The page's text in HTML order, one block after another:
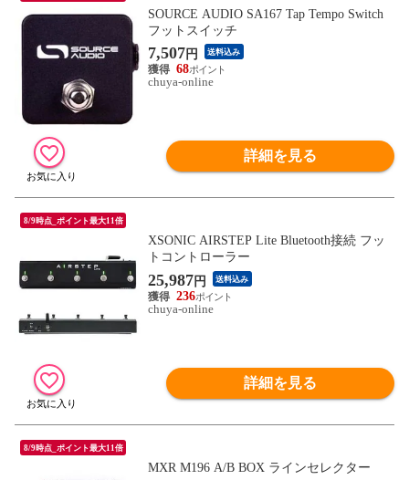
SOURCE AUDIO SA167 Tap Tempo Switch
フットスイッチ
7,507 円 送料込み
68
chuya-online
詳細を見る
8/9時点_ポイント最大11倍
XSONIC AIRSTEP Lite Bluetooth接続 フッ
トコントローラー
25,987 円 送料込み
236
chuya-online
詳細を見る
8/9時点_ポイント最大11倍
MXR M196 A/B BOX ラインセレクター